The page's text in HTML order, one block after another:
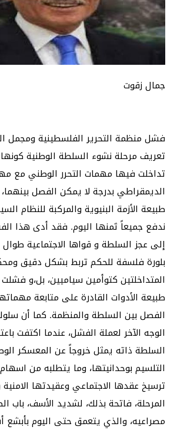
جمال زقوت
فشل منظمة التحرير الفلسطينية ومجمل
تعريف مرحلة نشوء السلطة الوطنية
تداخلت فيها مهمات التحرر الوطني مع
الديمقراطي بدرجة لا يمكن الفصل
طبيعة الأزمة البنيوية والمركبة للنظام
ندفع جميعاً ثمنها اليوم. فقد أدى هذا
إلى عجز السلطة و قواها الاجتماعية
بلورة فلسفة للحكم تربط بشكل دقيق
المتداخلتين كتوأمين سياميين، بل،و
طبيعة الأدوات القادرة على متابعة
الفصل بين السلطة والمنظمة. كما أن
الوجه الآخر لعملة الفشل، عندما اكتفت
السلطة ذاته يمثل خروجاً عن المعسكر
التلسيم بوحدانيتها، وما يتطلبه من
ترسيخ عقدها الاجتماعي وعقيدتها
المرحلة، فاتحة بذلك، لشديد الأسف، باب
مصراعيه، والذي يتعمق حتى اليوم بأبشع